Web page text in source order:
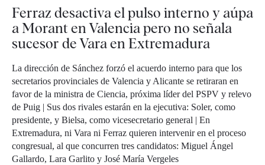
Ferraz desactiva el pulso interno y aúpa
a Morant en Valencia pero no señala
sucesor de Vara en Extremadura
La dirección de Sánchez forzó el acuerdo interno para que los
secretarios provinciales de Valencia y Alicante se retiraran en
favor de la ministra de Ciencia, próxima líder del PSPV y relevo
de Puig | Sus dos rivales estarán en la ejecutiva: Soler, como
presidente, y Bielsa, como vicesecretario general | En
Extremadura, ni Vara ni Ferraz quieren intervenir en el proceso
congresual, al que concurren tres candidatos: Miguel Ángel
Gallardo, Lara Garlito y José María Vergeles